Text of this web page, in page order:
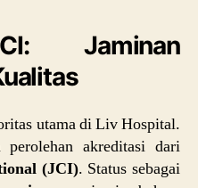
Jaminan
utama di Liv Hospital.
akreditasi dari
(JCI). Status sebagai